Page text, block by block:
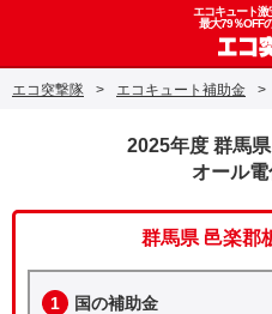
エコキュート
最大79％OFF
エコ突撃隊 > エコキュート補助金 >
2025年度 群馬
オール
群馬県 邑楽郡
1 国の補助金